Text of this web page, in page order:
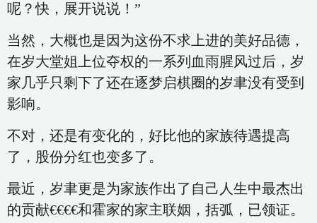
呢？快，展开说说！”
当然，大概也是因为这份不求上进的美好品德，
在岁大堂姐上位夺权的一系列血雨腥风过后，岁
家几乎只剩下了还在逐梦启棋圈的岁聿没有受到
影响。
不对，还是有变化的，好比他的家族待遇提高
了，股份分红也变多了。
最近，岁聿更是为家族作出了自己人生中最杰出
的贡献€€€€和霍家的家主联姻，括弧，已领证。